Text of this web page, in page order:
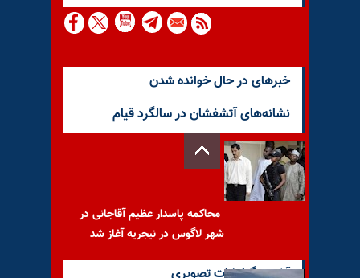
خبرهای در حال خوانده شدن
نشانه‌های آتشفشان در سالگرد قیام
محاکمه پاسدار عظیم آقاجانی در
شهر لاگوس در نیجریه آغاز شد